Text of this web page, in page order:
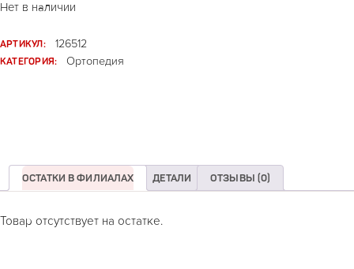
Нет в наличии
АРТИКУЛ:
126512
КАТЕГОРИЯ:
Ортопедия
ОСТАТКИ В ФИЛИАЛАХ ДЕТАЛИ ОТЗЫВЫ (0)
Товар отсутствует на остатке.